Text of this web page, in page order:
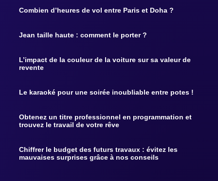
Combien d’heures de vol entre Paris et Doha ?
Jean taille haute : comment le porter ?
L’impact de la couleur de la voiture sur sa valeur de
revente
Le karaoké pour une soirée inoubliable entre potes !
Obtenez un titre professionnel en programmation et
trouvez le travail de votre rêve
Chiffrer le budget des futurs travaux : évitez les
mauvaises surprises grâce à nos conseils